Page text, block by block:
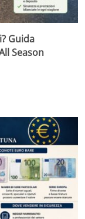
Guida
Season